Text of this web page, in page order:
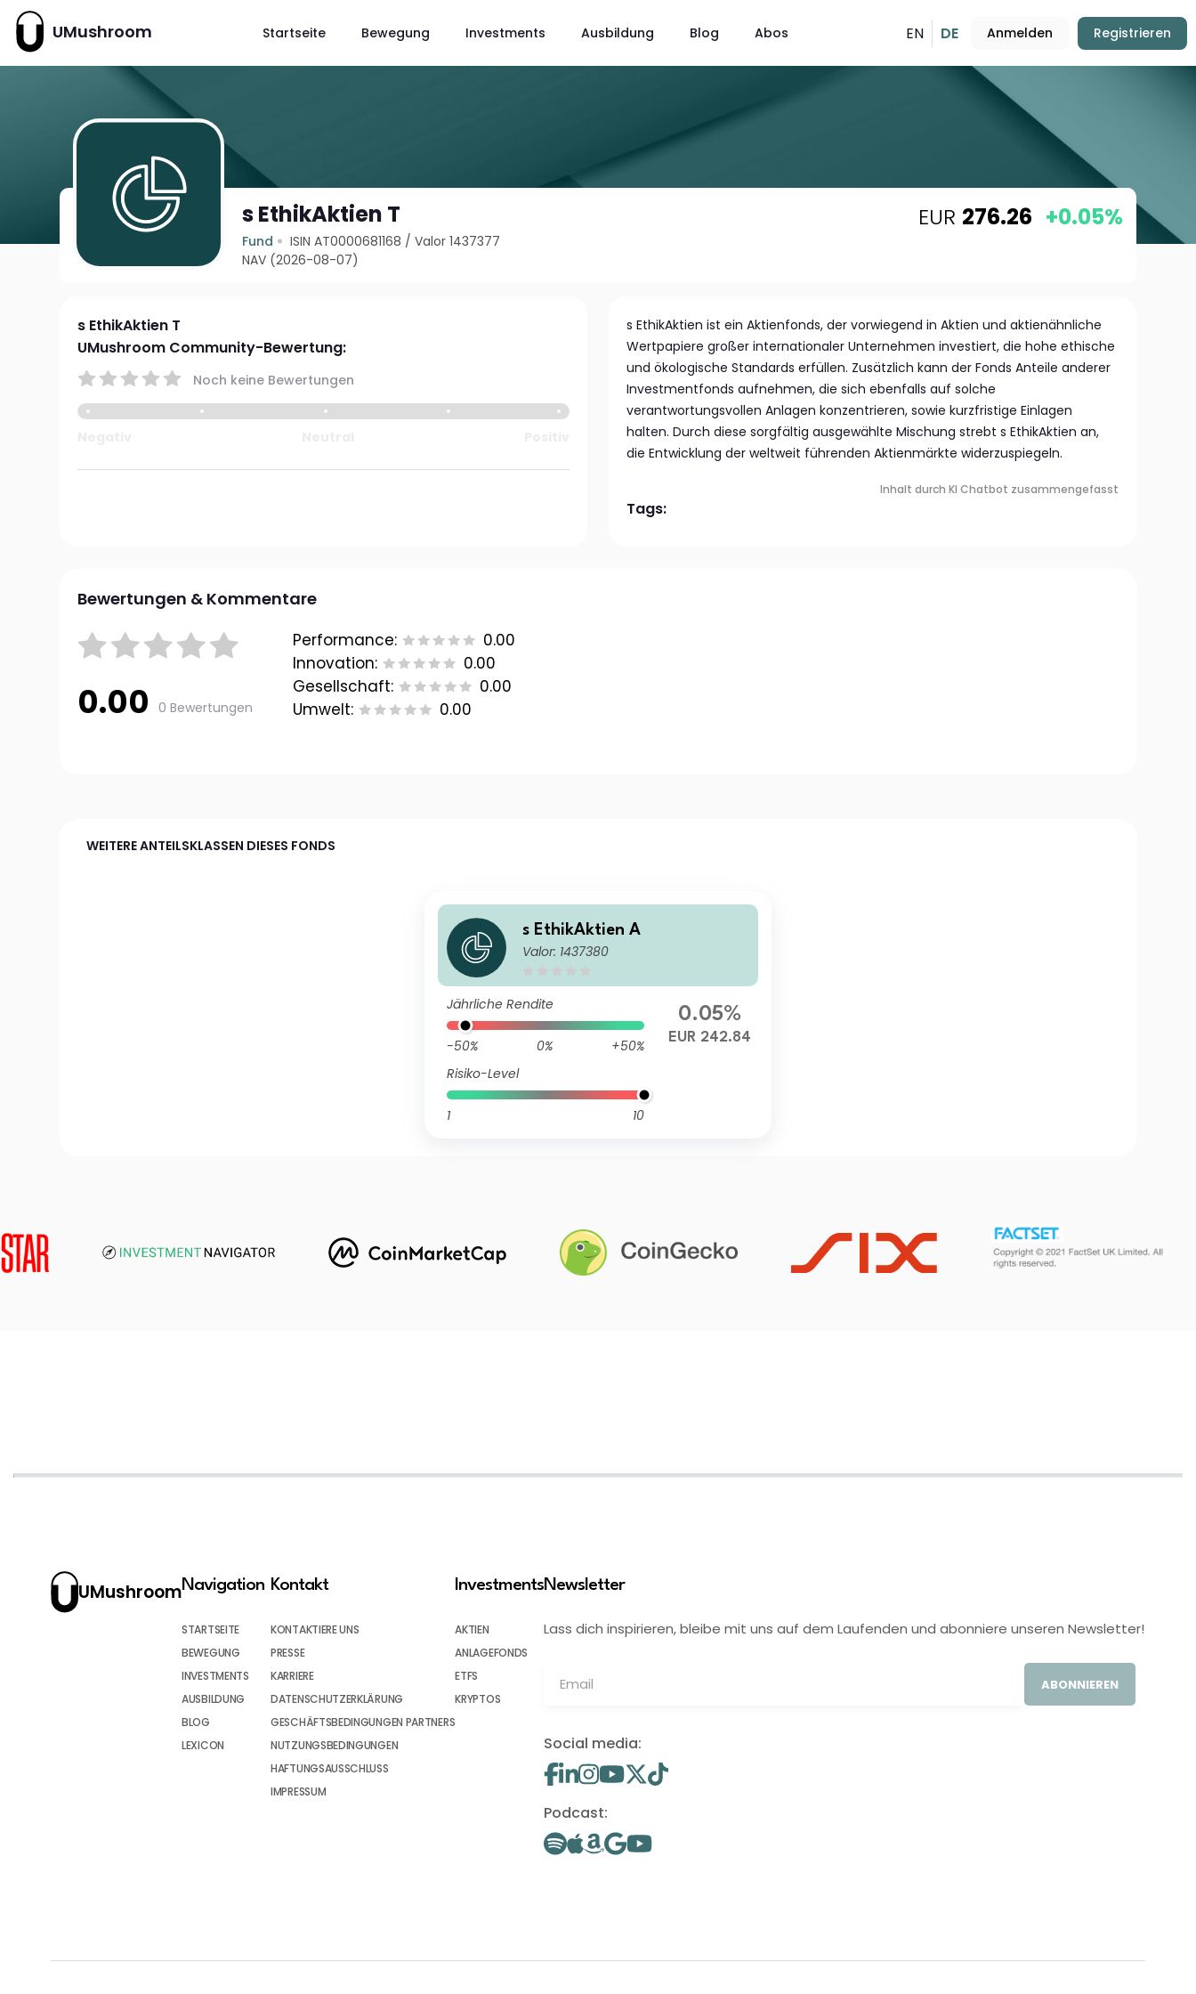
UMushroom Startseite Bewegung Investments Ausbildung Blog Abos EN DE Anmelden Registrieren
s EthikAktien T
Fund ISIN AT0000681168 /Valor 1437377
NAV (2026-08-07)
EUR 276.26 +0.05%
s EthikAktien T
UMushroom Community-Bewertung:
Noch keine Bewertungen
s EthikAktien ist ein Aktienfonds, der vorwiegend in Aktien und aktienähnliche
Wertpapiere großer internationaler Unternehmen investiert, die hohe ethische
und ökologische Standards erfüllen. Zusätzlich kann der Fonds Anteile anderer
Investmentfonds aufnehmen, die sich ebenfalls auf solche
verantwortungsvollen Anlagen konzentrieren, sowie kurzfristige Einlagen
halten. Durch diese sorgfältig ausgewählte Mischung strebt s EthikAktien an,
die Entwicklung der weltweit führenden Aktienmärkte widerzuspiegeln.
Inhalt durch KI Chatbot zusammengefasst
Tags:
Bewertungen & Kommentare
0.00 0 Bewertungen
Performance:
0.00
Innovation:
0.00
Gesellschaft:
0.00
Umwelt:
0.00
WEITERE ANTEILSKLASSEN DIESES FONDS
s EthikAktien A
Valor: 1437380
Jährliche Rendite
-50% 0%
+50%
Risiko-Level
1 10
0.05%
EUR 242.84
UMushroomNavigation
STARTSEITE
BEWEGUNG
INVESTMENTS
AUSBILDUNG
BLOG
LEXICON
Kontakt
KONTAKTIERE UNS
PRESSE
KARRIERE
DATENSCHUTZERKLÄRUNG
GESCHÄFTSBEDINGUNGEN PARTNERS
NUTZUNGSBEDINGUNGEN
HAFTUNGSAUSSCHLUSS
IMPRESSUM
Investments
AKTIEN
ANLAGEFONDS
ETFS
KRYPTOS
Newsletter
Lass dich inspirieren, bleibe mit uns auf dem Laufenden und abonniere unseren Newsletter!
ABONNIEREN
Social media:
Podcast: